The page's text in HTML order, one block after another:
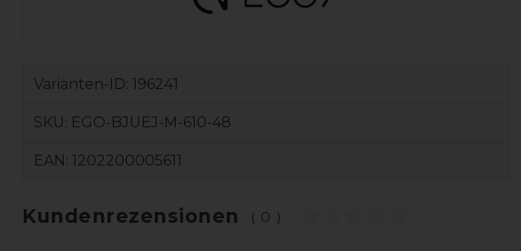
Varianten-ID: 196241
SKU: EGO-BJUEJ-M-610-48
EAN: 1202200005611
Kundenrezensionen (0)